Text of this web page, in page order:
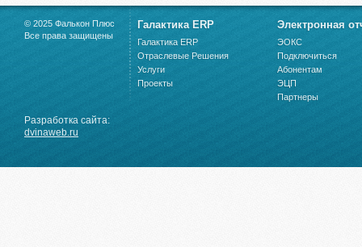
© 2025 Фалькон Плюс
Все права защищены
Разработка сайта:
dvinaweb.ru
Галактика ERP
Галактика ERP
Отраслевые Решения
Услуги
Проекты
Электронная
ЭОКС
Подключиться
Абонентам
ЭЦП
Партнеры